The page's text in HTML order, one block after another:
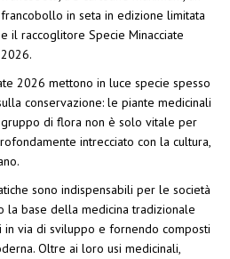
francobollo in seta in edizione limitata
e il raccoglitore Specie Minacciate
2026.
2026 mettono in luce specie spesso
conservazione: le piante medicinali
gruppo di flora non è solo vitale per
intrecciato con la cultura,
sono indispensabili per le società
la base della medicina tradizionale
via di sviluppo e fornendo composti
Oltre ai loro usi medicinali,